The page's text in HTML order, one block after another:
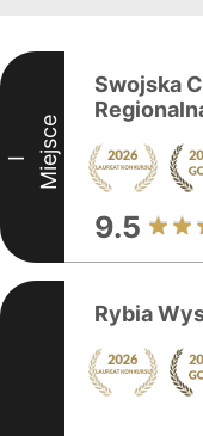
I Miejsce
Swojska
9.5
Rybia